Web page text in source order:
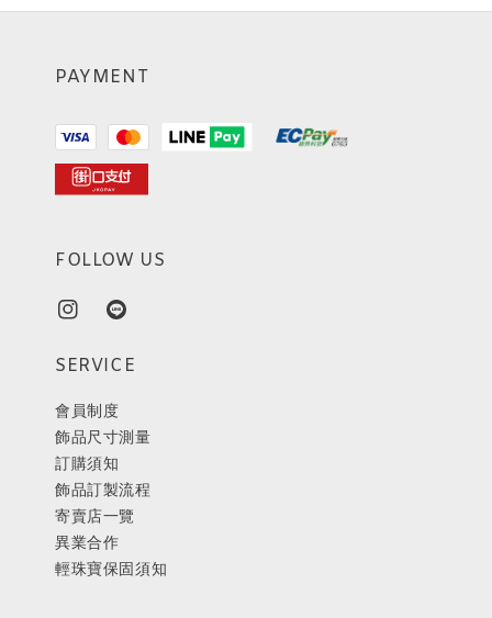
PAYMENT
FOLLOW US
SERVICE
會員制度
飾品尺寸測量
訂購須知
飾品訂製流程
寄賣店一覽
異業合作
輕珠寶保固須知